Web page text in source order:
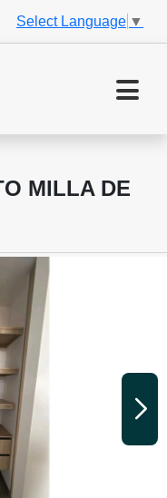
Select Language ▼
MILLA DE